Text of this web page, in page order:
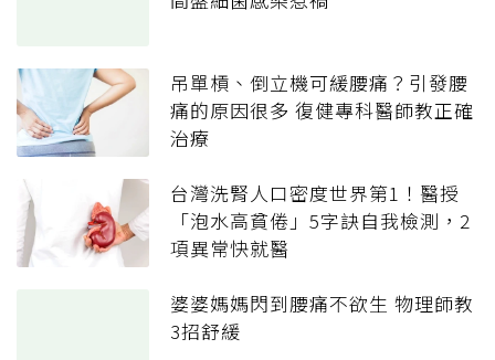
吊單槓、倒立機可緩腰痛？引發腰
痛的原因很多 復健專科醫師教正確
治療
台灣洗腎人口密度世界第1！醫授
「泡水高貧倦」5字訣自我檢測，2
項異常快就醫
婆婆媽媽閃到腰痛不欲生 物理師教
3招舒緩